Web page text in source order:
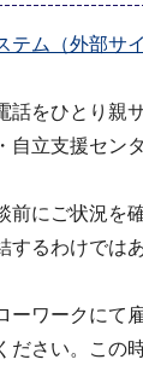
ム（外部サイ
話をひとり親
自立支援セン
にご状況を
するわけでは
ーワークにて
ださい。この